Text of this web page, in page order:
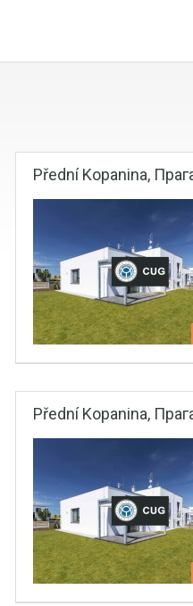
Přední Kopanina,
Přední Kopanina,